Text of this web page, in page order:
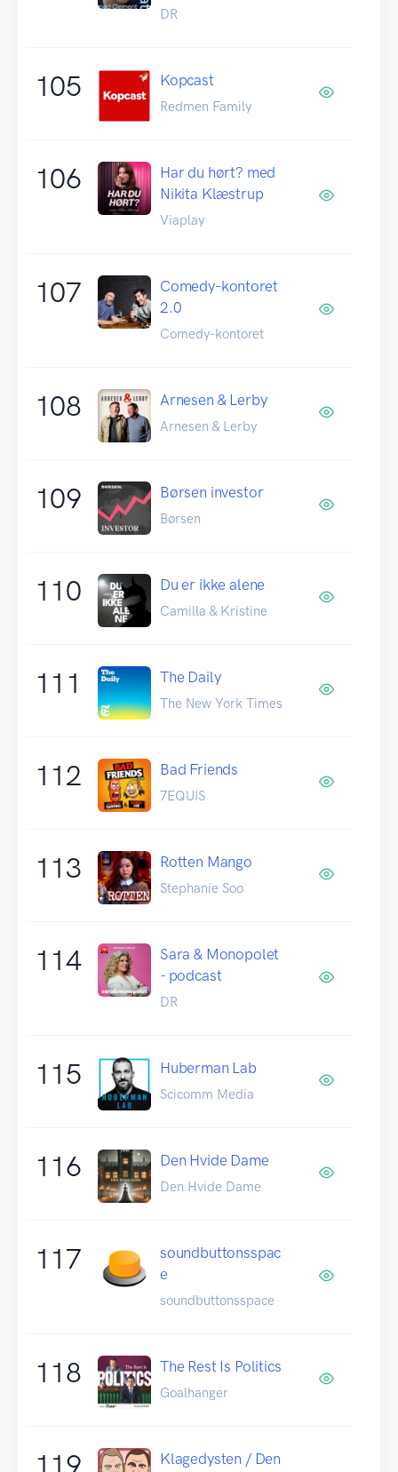
DR
105 Kopcast
Redmen Family
106
Har du hørt? med
Nikita Klæstrup
Viaplay
107
Comedy-kontoret
2.0
Comedy-kontoret
108 Arnesen & Lerby
Arnesen & Lerby
109 Børsen investor
Børsen
110 Du er ikke alene
Camilla & Kristine
111 The Daily
The New York Times
112 Bad Friends
7EQUIS
113 Rotten Mango
Stephanie Soo
114
Sara & Monopolet
- podcast
DR
115 Huberman Lab
Scicomm Media
116 Den Hvide Dame
Den Hvide Dame
117
soundbuttonsspac
e
soundbuttonsspace
118 The Rest Is Politics
Goalhanger
119
Klagedysten / Den